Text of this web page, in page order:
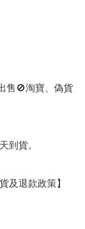
售🚫淘寶、偽貨
到貨。
及退款政策】